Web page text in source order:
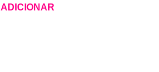
ADICIONAR